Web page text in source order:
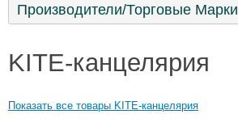
Производители/Торговые Марки
KITE-канцелярия
Показать все товары KITE-канцелярия